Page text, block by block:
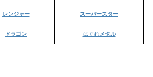
レンジャー スーパースター
ドラゴン はぐれメタル